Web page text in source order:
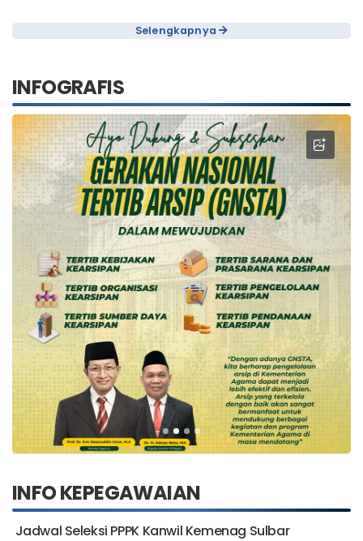
Selengkapnya
INFOGRAFIS
INFO KEPEGAWAIAN
Jadwal Seleksi PPPK Kanwil Kemenag Sulbar